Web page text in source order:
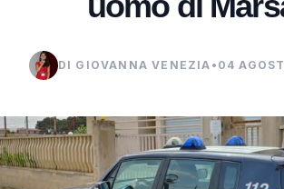
DI GIOVANNA VENEZIA • 04